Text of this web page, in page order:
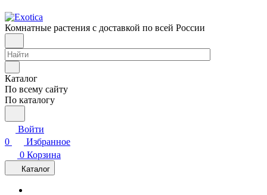
Комнатные растения с доставкой по всей России
Каталог
По всему сайту
По каталогу
Войти
0
Избранное
0 Корзина
Каталог